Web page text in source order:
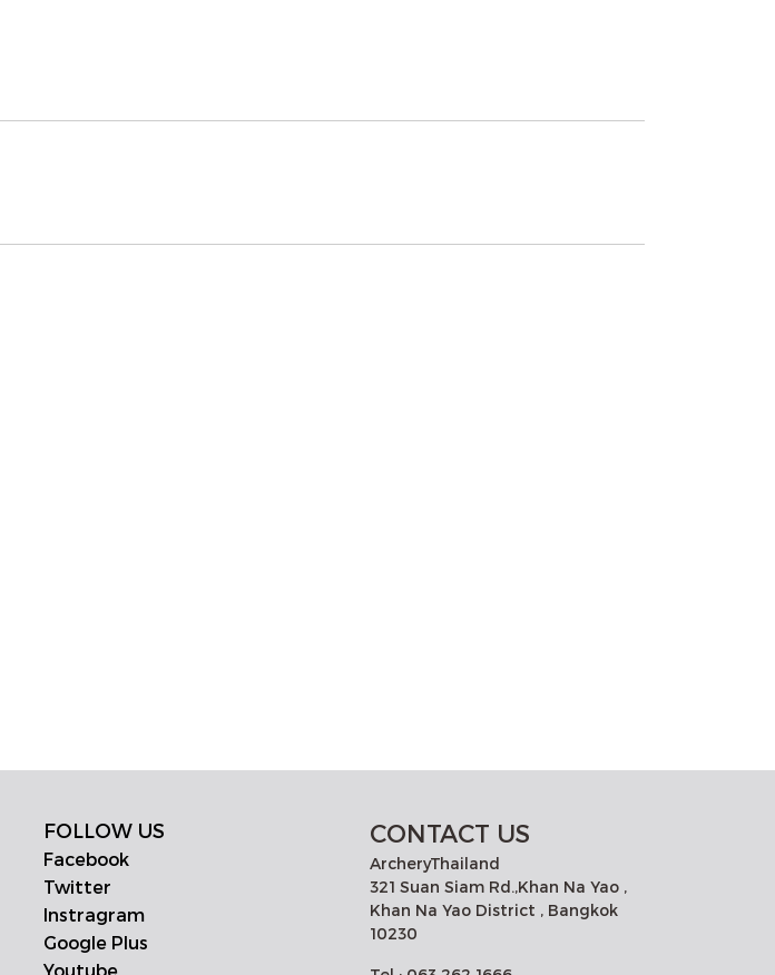
FOLLOW US
Facebook
Twitter
Instragram
Google Plus
Youtube
CONTACT US
ArcheryThailand
321 Suan Siam Rd.,Khan Na Yao ,
Khan Na Yao District , Bangkok
10230